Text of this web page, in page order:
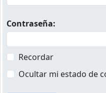
Contraseña:
Recordar
Ocultar mi estado de